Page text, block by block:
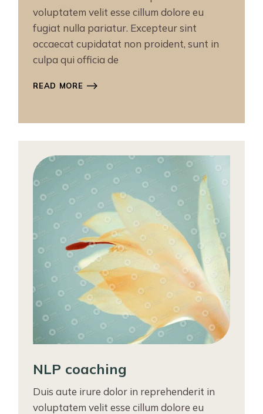
voluptatem velit esse cillum dolore eu
fugiat nulla pariatur. Excepteur sint
occaecat cupidatat non proident, sunt in
culpa qui officia de
READ MORE
NLP coaching
Duis aute irure dolor in reprehenderit in
voluptatem velit esse cillum dolore eu